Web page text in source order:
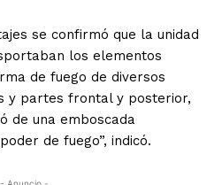
se confirmó que la unidad
los elementos
de fuego de diversos
y partes frontal y posterior,
de una emboscada
de fuego”, indicó.